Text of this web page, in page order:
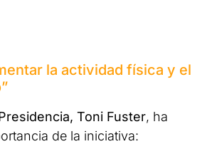
la actividad física y el
Toni Fuster, ha
de la iniciativa: